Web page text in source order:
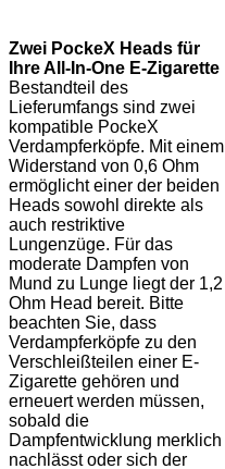
Zwei PockeX Heads für
Ihre All-In-One E-Zigarette
Bestandteil des
Lieferumfangs sind zwei
kompatible PockeX
Verdampferköpfe. Mit einem
Widerstand von 0,6 Ohm
ermöglicht einer der beiden
Heads sowohl direkte als
auch restriktive
Lungenzüge. Für das
moderate Dampfen von
Mund zu Lunge liegt der 1,2
Ohm Head bereit. Bitte
beachten Sie, dass
Verdampferköpfe zu den
Verschleißteilen einer E-
Zigarette gehören und
erneuert werden müssen,
sobald die
Dampfentwicklung merklich
nachlässt oder sich der